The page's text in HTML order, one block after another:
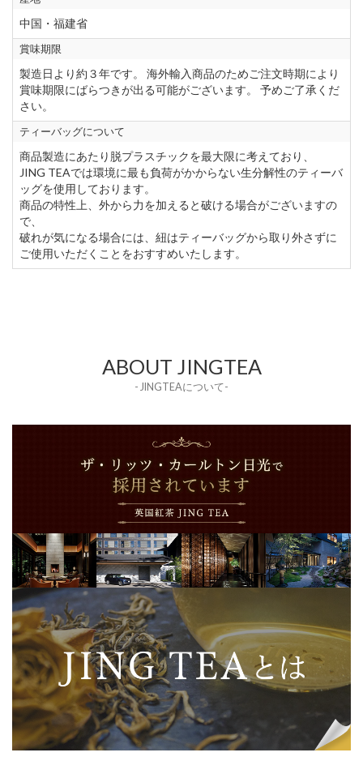
中国・福建省
賞味期限
製造日より約３年です。 海外輸入商品のためご注文時期により
賞味期限にばらつきが出る可能がございます。 予めご了承くだ
さい。
ティーバッグについて
商品製造にあたり脱プラスチックを最大限に考えており、
JING TEAでは環境に最も負荷がかからない生分解性のティーバ
ッグを使用しております。
商品の特性上、外から力を加えると破ける場合がございますの
で、
破れが気になる場合には、紐はティーバッグから取り外さずに
ご使用いただくことをおすすめいたします。
ABOUT JINGTEA
- JINGTEAについて-